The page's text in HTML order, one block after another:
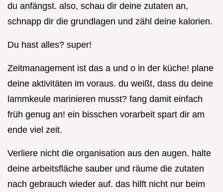
du anfängst. also, schau dir deine zutaten an,
schnapp dir die grundlagen und zähl deine kalorien.
Du hast alles? super!
Zeitmanagement ist das a und o in der küche! plane
deine aktivitäten im voraus. du weißt, dass du deine
lammkeule marinieren musst? fang damit einfach
früh genug an! ein bisschen vorarbeit spart dir am
ende viel zeit.
Verliere nicht die organisation aus den augen. halte
deine arbeitsfläche sauber und räume die zutaten
nach gebrauch wieder auf. das hilft nicht nur beim